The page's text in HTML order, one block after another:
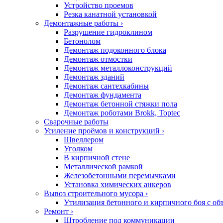
Устройство проемов
Резка канатной установкой
Демонтажные работы ›
Разрушение гидроклином
Бетонолом
Демонтаж подоконного блока
Демонтаж отмостки
Демонтаж металлоконструкций
Демонтаж зданий
Демонтаж сантехкабины
Демонтаж фундамента
Демонтаж бетонной стяжки пола
Демонтаж роботами Brokk, Toptec
Сварочные работы
Усиление проёмов и конструкций ›
Швеллером
Уголком
В кирпичной стене
Металлической рамкой
Железобетонными перемычками
Установка химических анкеров
Вывоз строительного мусора ›
Утилизация бетонного и кирпичного боя с
Ремонт ›
Штробление под коммуникации